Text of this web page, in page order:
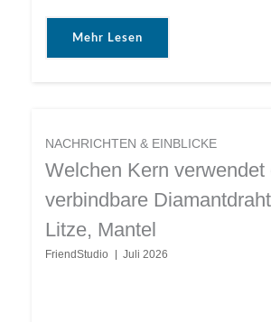
Mehr Lesen
NACHRICHTEN & EINBLICKE
Welchen Kern verwendet
verbindbare
Litze, Mantel
FriendStudio Juli 2026